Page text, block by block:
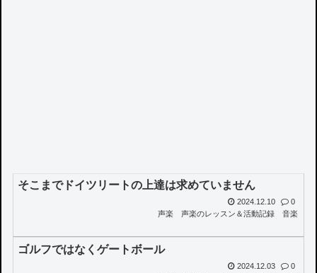
そこまでドイツリートの上達は求めていません
2024.12.10
0
声楽
声楽のレッスン＆活動記録 音楽
ゴルフではなくゲートボール
2024.12.03
0